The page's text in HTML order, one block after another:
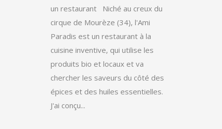
un restaurant Niché au creux du
cirque de Mourèze (34), l'Ami
Paradis est un restaurant à la
cuisine inventive, qui utilise les
produits bio et locaux et va
chercher les saveurs du côté des
épices et des huiles essentielles.
J'ai conçu...